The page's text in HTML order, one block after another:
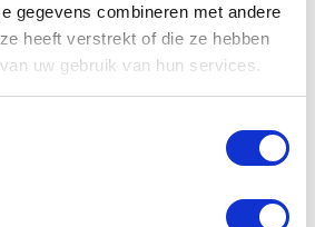
gegevens combineren met andere
heeft verstrekt of die ze hebben
uw gebruik van hun services.
2000 GB